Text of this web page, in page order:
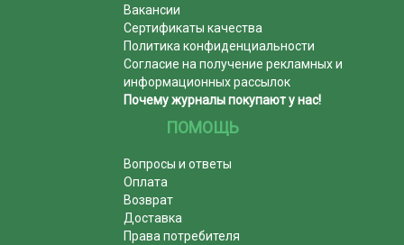
Вакансии
Сертификаты качества
Политика конфиденциальности
Согласие на получение рекламных и
информационных рассылок
Почему журналы покупают у нас!
ПОМОЩЬ
Вопросы и ответы
Оплата
Возврат
Доставка
Права потребителя